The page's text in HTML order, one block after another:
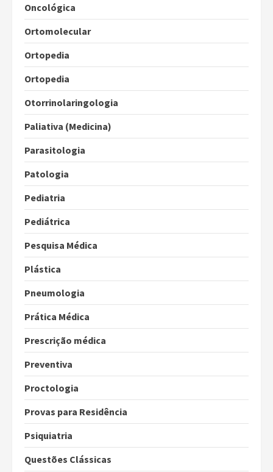
Oncológica
Ortomolecular
Ortopedia
Ortopedia
Otorrinolaringologia
Paliativa (Medicina)
Parasitologia
Patologia
Pediatria
Pediátrica
Pesquisa Médica
Plástica
Pneumologia
Prática Médica
Prescrição médica
Preventiva
Proctologia
Provas para Residência
Psiquiatria
Questões Clássicas